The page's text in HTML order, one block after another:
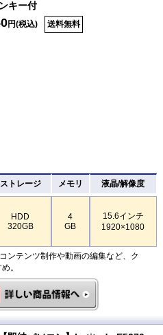
キー付
円(税込) 送料無料
ストレージ メモリ 液晶/解像度
HDD
320GB
4
GB
15.6インチ
1920×1080
ンテンツ制作や動画の編集など、ク
。